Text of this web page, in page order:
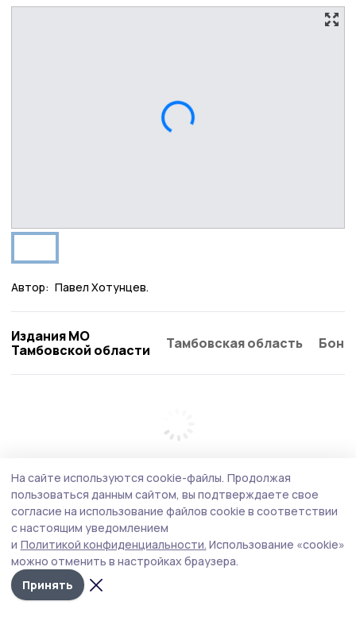
Автор: Павел Хотунцев.
Издания МО
Тамбовской области
Тамбовская область
На сайте используются cookie-файлы. Продолжая
пользоваться данным сайтом, вы подтверждаете свое
согласие на использование файлов cookie в соответствии
с настоящим уведомлением
и Политикой конфиденциальности. Использование «cookie»
можно отменить в настройках браузера.
Принять